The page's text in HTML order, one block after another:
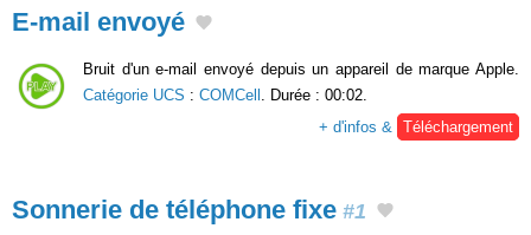
E-mail envoyé
Bruit d'un e-mail envoyé depuis un appareil de marque Apple.
Catégorie UCS : COMCell . Durée : 00:02.
+ d'infos & Téléchargement
Sonnerie de téléphone fixe #1